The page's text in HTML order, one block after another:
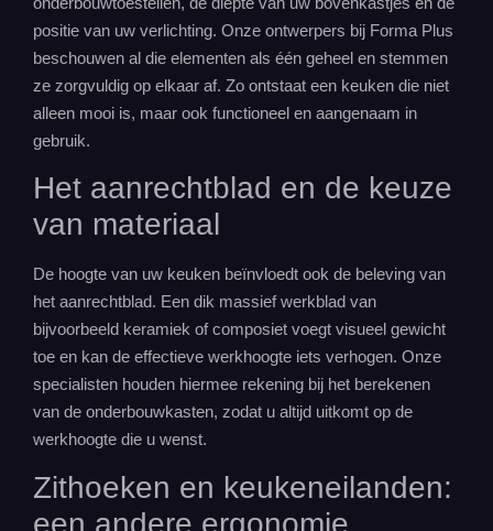
positie van uw verlichting. Onze ontwerpers bij Forma Plus
beschouwen al die elementen als één geheel en stemmen
ze zorgvuldig op elkaar af. Zo ontstaat een keuken die niet
alleen mooi is, maar ook functioneel en aangenaam in
gebruik.
Het aanrechtblad en de keuze
van materiaal
De hoogte van uw keuken beïnvloedt ook de beleving van
het aanrechtblad. Een dik massief werkblad van
bijvoorbeeld keramiek of composiet voegt visueel gewicht
toe en kan de effectieve werkhoogte iets verhogen. Onze
specialisten houden hiermee rekening bij het berekenen
van de onderbouwkasten, zodat u altijd uitkomt op de
werkhoogte die u wenst.
Zithoeken en keukeneilanden:
een andere ergonomie